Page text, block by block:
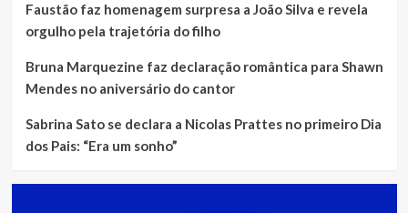
Faustão faz homenagem surpresa a João Silva e revela
orgulho pela trajetória do filho
Bruna Marquezine faz declaração romântica para Shawn
Mendes no aniversário do cantor
Sabrina Sato se declara a Nicolas Prattes no primeiro Dia
dos Pais: “Era um sonho”